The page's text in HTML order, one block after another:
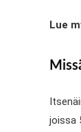
Lue
joissa